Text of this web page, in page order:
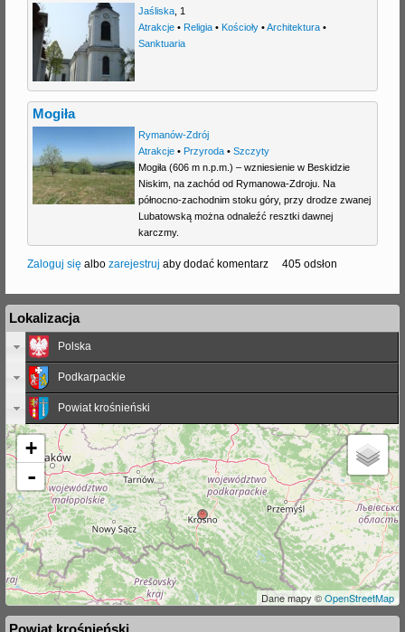
Jaśliska, 1
Atrakcje• Religia• Kościoły•Architektura•
Sanktuaria
Mogiła
Rymanów-Zdrój
Atrakcje• Przyroda• Szczyty
Mogiła (606 m n.p.m.) – wzniesienie w Beskidzie
Niskim, na zachód od Rymanowa-Zdroju. Na
północno-zachodnim stoku góry, przy drodze zwanej
Lubatowską można odnaleźć resztki dawnej
karczmy.
Zaloguj się albo zarejestruj aby dodać komentarz 405 odsłon
Lokalizacja
Polska
Podkarpackie
Powiat krośnieński
+
-
Dane mapy ©OpenStreetMap
Powiat krośnieński